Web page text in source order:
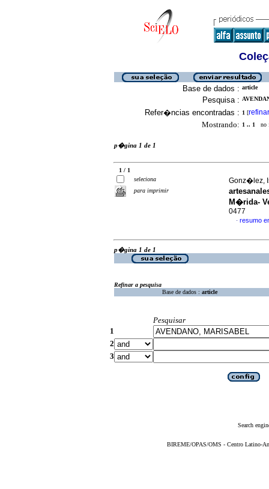
Base de dados : article
Pesquisa :
Refer�ncias encontradas : 1 [refinar
Mostrando: 1 .. 1 no
p�gina 1 de 1
1 / 1
seleciona
para imprimir
Gonz�lez,
M�rida-
0477
· resumo
p�gina 1 de 1
Refinar a pesquisa
Base de dados : article
Pesquisar
1
2
3
Search
BIREME/OPAS/OMS - Centro Latino-